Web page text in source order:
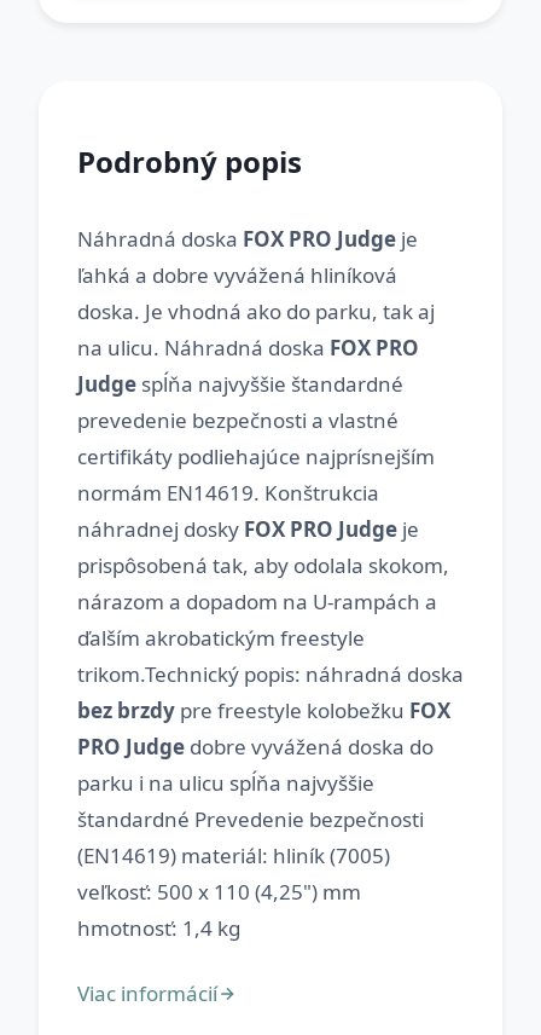
Podrobný popis
Náhradná doska FOX PRO Judge je
ľahká a dobre vyvážená hliníková
doska. Je vhodná ako do parku, tak aj
na ulicu. Náhradná doska FOX PRO
Judge spĺňa najvyššie štandardné
prevedenie bezpečnosti a vlastné
certifikáty podliehajúce najprísnejším
normám EN14619. Konštrukcia
náhradnej dosky FOX PRO Judge je
prispôsobená tak, aby odolala skokom,
nárazom a dopadom na U-rampách a
ďalším akrobatickým freestyle
trikom.Technický popis: náhradná doska
bez brzdy pre freestyle kolobežku FOX
PRO Judge dobre vyvážená doska do
parku i na ulicu spĺňa najvyššie
štandardné Prevedenie bezpečnosti
(EN14619) materiál: hliník (7005)
veľkosť: 500 x 110 (4,25") mm